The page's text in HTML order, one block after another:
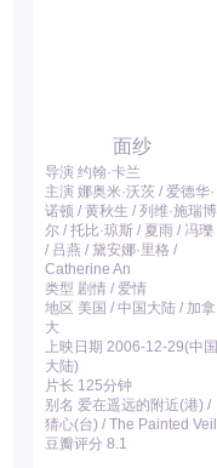
面纱
导演 约翰·卡兰
主演 娜奥米·沃茨 / 爱德华·
诺顿 / 黄秋生 / 列维·施瑞博
尔 / 托比·琼斯 / 夏雨 / 冯瓅
/ 吕燕 / 黛安娜·里格 /
Catherine An
类型 剧情 / 爱情
地区 美国 / 中国大陆 / 加拿
大
上映日期 2006-12-29(中国
大陆)
片长 125分钟
别名 爱在遥远的附近(港) /
猜心(台) / The Painted Veil
豆瓣评分 8.1